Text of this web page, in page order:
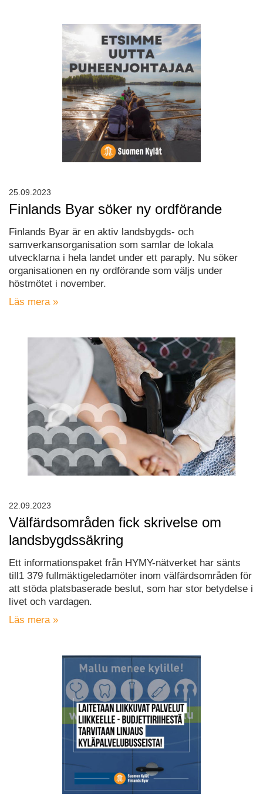
Finlands Byar söker ny ordförande
Finlands Byar är en aktiv landsbygds- och
samverkansorganisation som samlar de lokala
utvecklarna i hela landet under ett paraply. Nu söker
organisationen en ny ordförande som väljs under
höstmötet i november.
Läs mera »
25.09.2023
Välfärdsområden fick skrivelse om
landsbygdssäkring
Ett informationspaket från HYMY-nätverket har sänts
till1 379 fullmäktigeledamöter inom välfärdsområden för
att stöda platsbaserade beslut, som har stor betydelse i
livet och vardagen.
Läs mera »
22.09.2023